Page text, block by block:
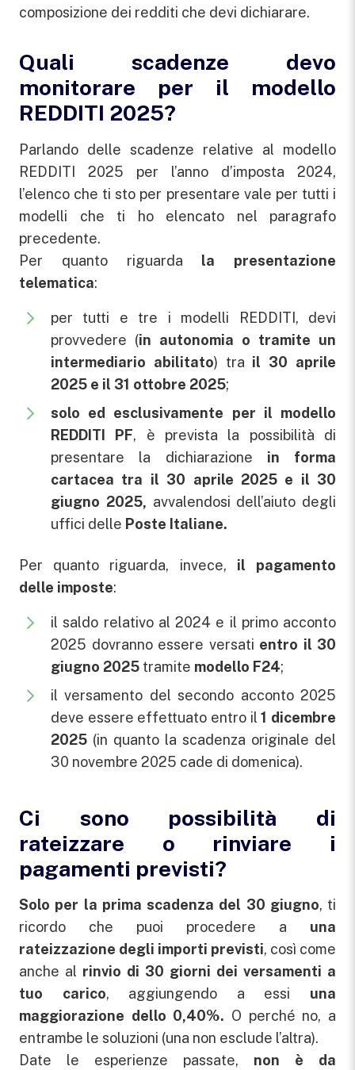
composizione dei redditi che devi dichiarare.
Quali scadenze devo
monitorare per il modello
REDDITI 2025?
Parlando delle scadenze relative al modello
REDDITI 2025 per l’anno d’imposta 2024,
l’elenco che ti sto per presentare vale per tutti i
modelli che ti ho elencato nel paragrafo
precedente.
Per quanto riguarda la presentazione
telematica:
per tutti e tre i modelli REDDITI, devi
provvedere (in autonomia o tramite un
intermediario abilitato) tra il 30 aprile
2025 e il 31 ottobre 2025;
solo ed esclusivamente per il modello
REDDITI PF, è prevista la possibilità di
presentare la dichiarazione in forma
cartacea tra il 30 aprile 2025 e il 30
giugno 2025, avvalendosi dell’aiuto degli
uffici delle Poste Italiane.
Per quanto riguarda, invece, il pagamento
delle imposte:
il saldo relativo al 2024 e il primo acconto
2025 dovranno essere versati entro il 30
giugno 2025 tramite modello F24;
il versamento del secondo acconto 2025
deve essere effettuato entro il1 dicembre
2025 (in quanto la scadenza originale del
30 novembre 2025 cade di domenica).
Ci sono possibilità di
rateizzare o rinviare i
pagamenti previsti?
Solo per la prima scadenza del 30 giugno, ti
ricordo che puoi procedere a una
rateizzazione degli importi previsti, così come
anche al rinvio di 30 giorni dei versamenti a
tuo carico, aggiungendo a essi una
maggiorazione dello 0,40%. O perché no, a
entrambe le soluzioni (una non esclude l’altra).
Date le esperienze passate, non è da